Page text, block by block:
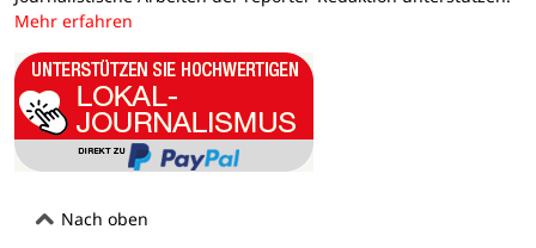
Mehr erfahren
Nach oben